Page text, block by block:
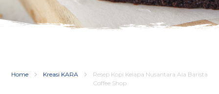
Home Kreasi KARA
Resep Kopi Kelapa Nusantara Ala Barista
Coffee Shop